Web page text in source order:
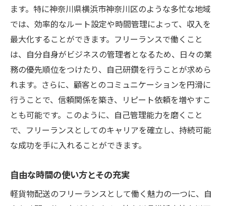
ます。特に神奈川県横浜市神奈川区のような多忙な地域
では、効率的なルート設定や時間管理によって、収入を
最大化することができます。フリーランスで働くこと
は、自分自身がビジネスの管理者となるため、日々の業
務の優先順位をつけたり、自己研鑽を行うことが求めら
れます。さらに、顧客とのコミュニケーションを円滑に
行うことで、信頼関係を築き、リピート依頼を増やすこ
とも可能です。このように、自己管理能力を磨くこと
で、フリーランスとしてのキャリアを確立し、持続可能
な成功を手に入れることができます。
自由な時間の使い方とその充実
軽貨物配送のフリーランスとして働く魅力の一つに、自